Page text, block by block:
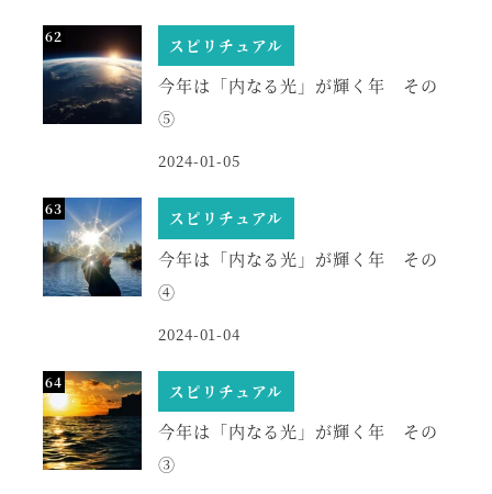
スピリチュアル
今年は「内なる光」が輝く年 その
⑤
2024-01-05
スピリチュアル
今年は「内なる光」が輝く年 その
④
2024-01-04
スピリチュアル
今年は「内なる光」が輝く年 その
③